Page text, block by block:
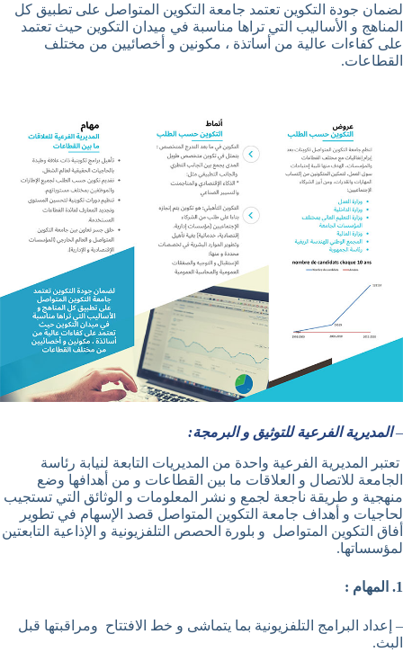
لضمان جودة التكوين تعتمد جامعة التكوين المتواصل على تطبيق كل
المناهج و الأساليب التي تراها مناسبة في ميدان التكوين حيث تعتمد
على كفاءات عالية من أساتذة ، مكونين و أخصائيين من مختلف
القطاعات.
–المديرية الفرعية للتوثيق و البرمجة:
تعتبر المديرية الفرعية واحدة من المديريات التابعة لنيابة رئاسة
الجامعة للاتصال و العلاقات ما بين القطاعات و من أهدافها وضع
منهجية و طريقة ناجعة لجمع و نشر المعلومات و الوثائق التي تستجيب
لحاجيات و أهداف جامعة التكوين المتواصل قصد الإسهام في تطوير
أفاق التكوين المتواصل و بلورة الحصص التلفزيونية و الإذاعية التابعتين
لمؤسساتها.
1. المهام :
– إعداد البرامج التلفزيونية بما يتماشى و خط الافتتاح ومراقبتها قبل
البث.